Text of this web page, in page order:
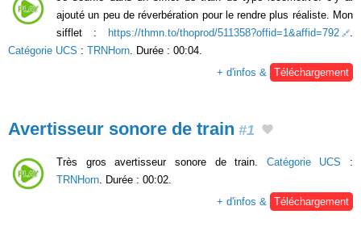
ajouté un peu de réverbération pour le rendre plus réaliste. Mon
sifflet :
https://thmn.to/thoprod/511358?offid=1&affid=792
.
Catégorie UCS : TRNHorn. Durée : 00:04.
+ d'infos & Téléchargement
Avertisseur sonore de train #1
Très gros avertisseur sonore de train. Catégorie UCS :
TRNHorn . Durée : 00:02.
+ d'infos &
Téléchargement